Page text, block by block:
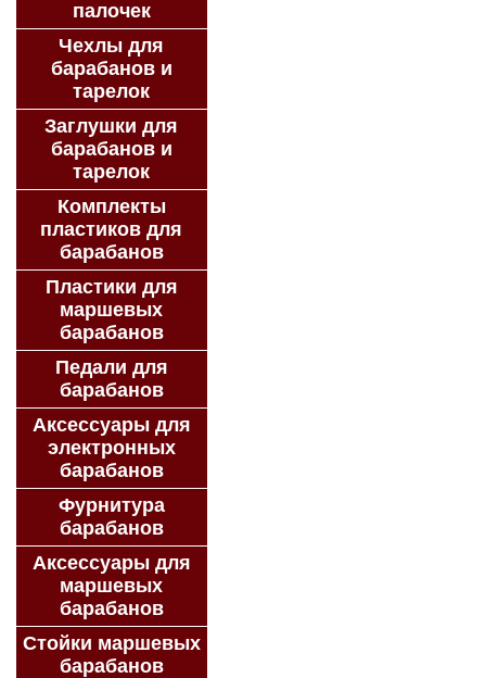
палочек
Чехлы для
барабанов и
тарелок
Заглушки для
барабанов и
тарелок
Комплекты
пластиков для
барабанов
Пластики для
маршевых
барабанов
Педали для
барабанов
Аксессуары для
электронных
барабанов
Фурнитура
барабанов
Аксессуары для
маршевых
барабанов
Стойки маршевых
барабанов